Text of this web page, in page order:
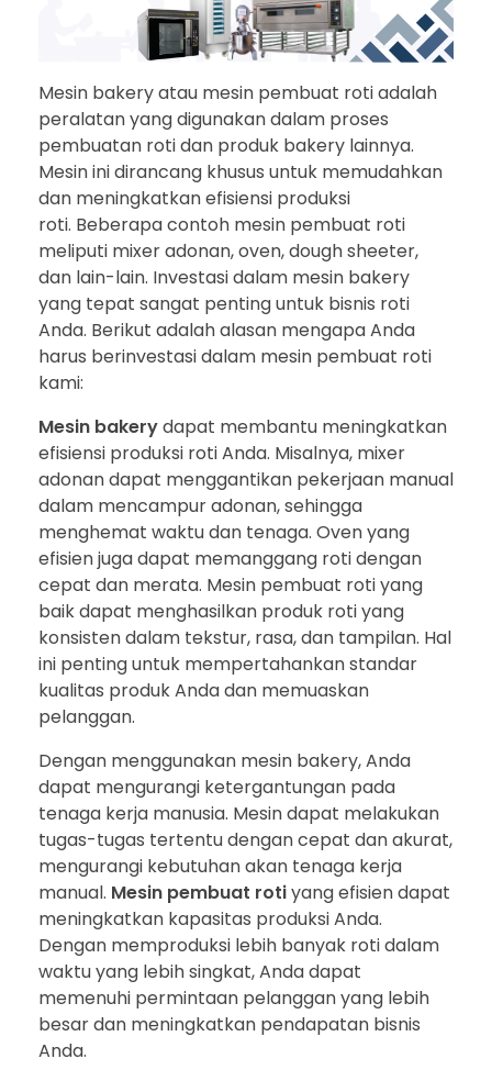
Mesin bakery atau mesin pembuat roti adalah
peralatan yang digunakan dalam proses
pembuatan roti dan produk bakery lainnya.
Mesin ini dirancang khusus untuk memudahkan
dan meningkatkan efisiensi produksi
roti. Beberapa contoh mesin pembuat roti
meliputi mixer adonan, oven, dough sheeter,
dan lain-lain. Investasi dalam mesin bakery
yang tepat sangat penting untuk bisnis roti
Anda. Berikut adalah alasan mengapa Anda
harus berinvestasi dalam mesin pembuat roti
kami:
Mesin bakerydapat membantu meningkatkan
efisiensi produksi roti Anda. Misalnya, mixer
adonan dapat menggantikan pekerjaan manual
dalam mencampur adonan, sehingga
menghemat waktu dan tenaga. Oven yang
efisien juga dapat memanggang roti dengan
cepat dan merata. Mesin pembuat roti yang
baik dapat menghasilkan produk roti yang
konsisten dalam tekstur, rasa, dan tampilan. Hal
ini penting untuk mempertahankan standar
kualitas produk Anda dan memuaskan
pelanggan.
Dengan menggunakan mesin bakery, Anda
dapat mengurangi ketergantungan pada
tenaga kerja manusia. Mesin dapat melakukan
tugas-tugas tertentu dengan cepat dan akurat,
mengurangi kebutuhan akan tenaga kerja
manual. Mesin pembuat rotiyang efisien dapat
meningkatkan kapasitas produksi Anda.
Dengan memproduksi lebih banyak roti dalam
waktu yang lebih singkat, Anda dapat
memenuhi permintaan pelanggan yang lebih
besar dan meningkatkan pendapatan bisnis
Anda.